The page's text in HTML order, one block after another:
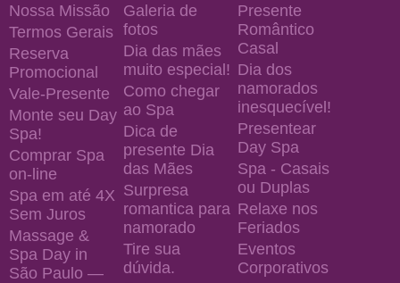
Nossa Missão
Termos Gerais
Reserva
Promocional
Vale-Presente
Monte seu Day
Spa!
Comprar Spa
on-line
Spa em até 4X
Sem Juros
Massage &
Spa Day in
São Paulo —
Galeria de
fotos
Dia das mães
muito especial!
Como chegar
ao Spa
Dica de
presente Dia
das Mães
Surpresa
romantica para
namorado
Tire sua
dúvida.
Presente
Romântico
Casal
Dia dos
namorados
inesquecível!
Presentear
Day Spa
Spa - Casais
ou Duplas
Relaxe nos
Feriados
Eventos
Corporativos